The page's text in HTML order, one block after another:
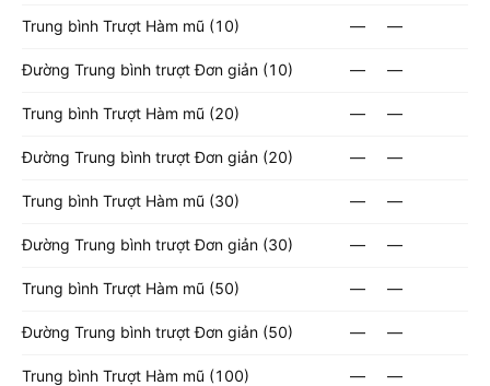
Trung bình Trượt Hàm mũ (10) — —
Đường Trung bình trượt Đơn giản (10) — —
Trung bình Trượt Hàm mũ (20) — —
Đường Trung bình trượt Đơn giản (20) — —
Trung bình Trượt Hàm mũ (30) — —
Đường Trung bình trượt Đơn giản (30) — —
Trung bình Trượt Hàm mũ (50) — —
Đường Trung bình trượt Đơn giản (50) — —
Trung bình Trượt Hàm mũ (100) — —